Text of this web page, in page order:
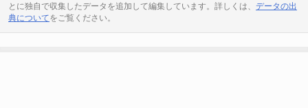
とに独自で収集したデータを追加して編集しています。詳しくは、 データの出
典についてをご覧ください。